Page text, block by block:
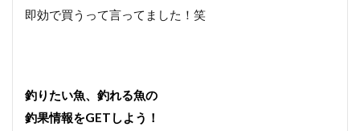
即効で買うって言ってました！笑
釣りたい魚、釣れる魚の
釣果情報をGETしよう！